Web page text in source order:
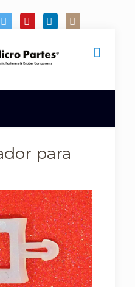
para